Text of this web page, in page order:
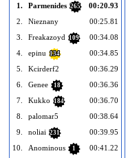
1.
Parmenides 265
00:20.93
2.
Nieznany
00:25.81
3.
Freakazoyd 109
00:34.08
4.
epinu 134
00:34.85
5.
Kcirderf2
00:36.29
6.
Genee 18
00:36.36
7.
Kukko 184
00:36.70
8.
palomar5
00:38.64
9.
noliai 231
00:39.95
10.
Anominous 1
00:41.22